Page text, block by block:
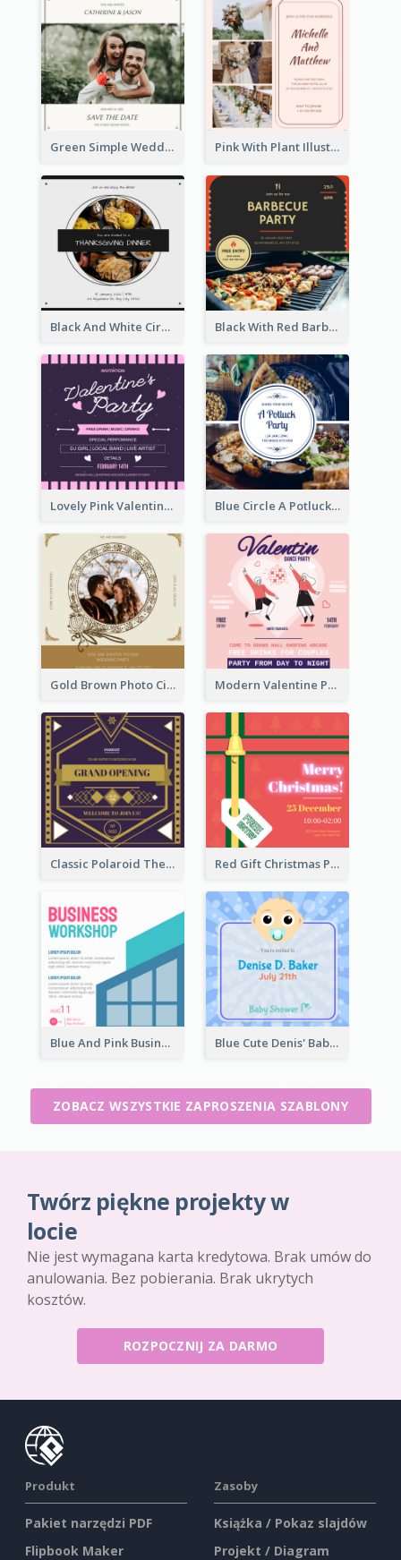
Green Simple Wedding Photo Wedding Invitation Pink With Plant Illustration Wedding Party Invitation
Black And White Circle Photo Thanksgiving Dinner Invitation Black With Red Barbecue Housewarming Invitation
Lovely Pink Valentine Celebration Invitation Design Ideas Blue Circle A Potluck Party Invitation
Gold Brown Photo Circle Wedding Invitation Modern Valentine Party Pink Invitation Design Templates
Classic Polaroid Theme Invitation Design Template Red Gift Christmas Party Invitation
Blue And Pink Business Workshop Learning Invitation Blue Cute Denis' Baby Shower Invitation
ZOBACZ WSZYSTKIE ZAPROSZENIA SZABLONY
Twórz piękne projekty w
locie
Nie jest wymagana karta kredytowa. Brak umów do
anulowania. Bez pobierania. Brak ukrytych
kosztów.
ROZPOCZNIJ ZA DARMO
Produkt
Pakiet narzędzi PDF
Flipbook Maker
Zasoby
Książka / Pokaz slajdów
Projekt / Diagram